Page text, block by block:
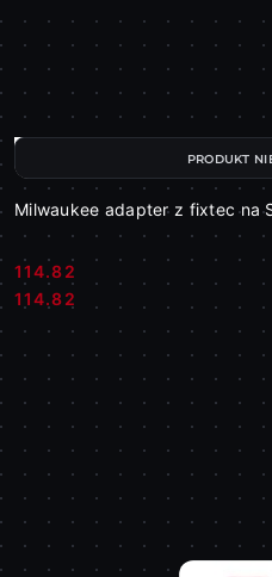
Milwaukee adapter z fixtec na
Cena:
114.82
Cena:
114.82
PRODUKT